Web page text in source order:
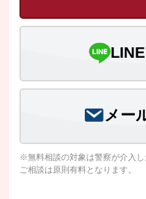
メー
※無料相談の対象は警察が介入
ご相談は原則有料となります。